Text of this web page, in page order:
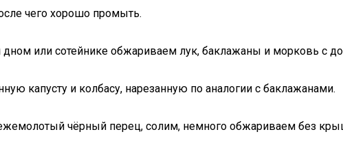
чего хорошо промыть.
дном или сотейнике обжариваем лук, баклажаны и морковь с
капусту и колбасу, нарезанную по аналогии с баклажанами.
чёрный перец, солим, немного обжариваем без